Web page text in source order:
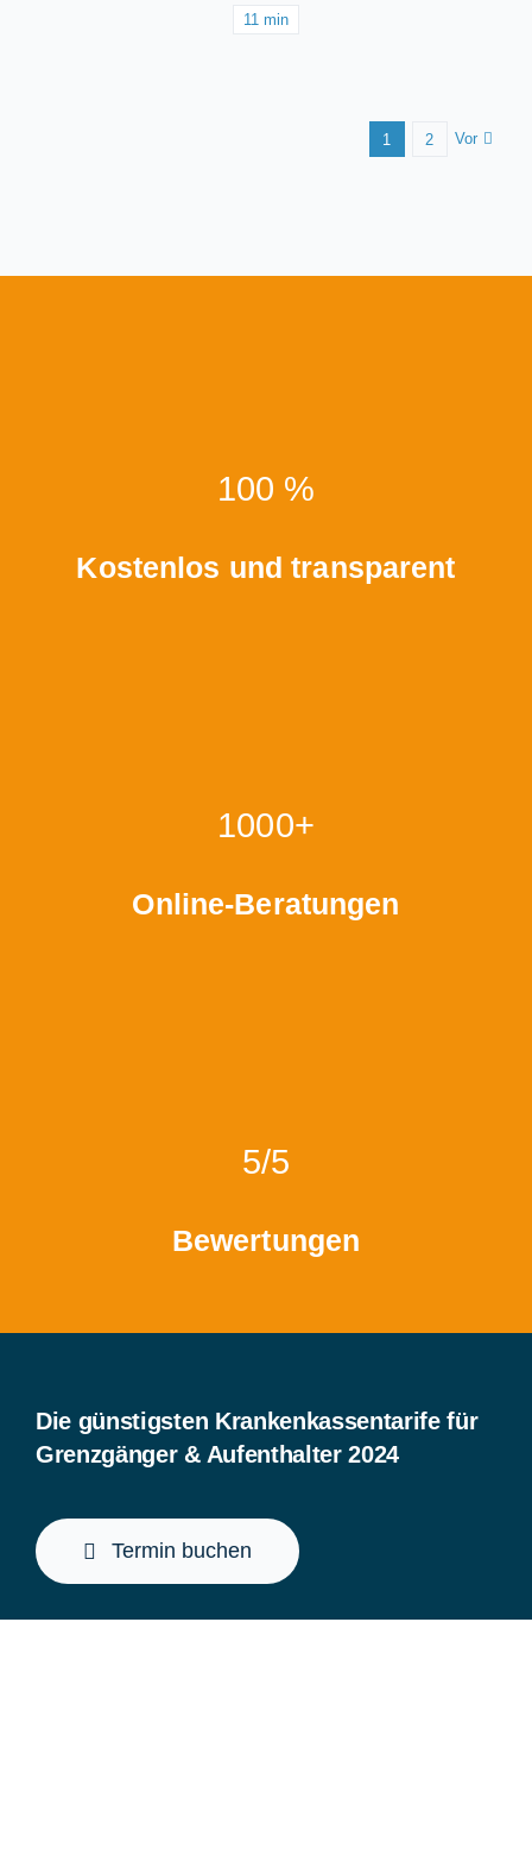
11 min
1 2 Vor
100 %
Kostenlos und transparent
1000+
Online-Beratungen
5/5
Bewertungen
Die günstigsten Krankenkassentarife für
Grenzgänger & Aufenthalter 2024
Termin buchen